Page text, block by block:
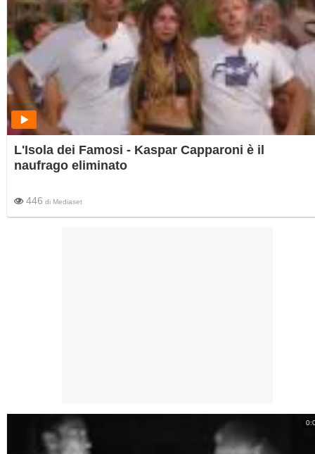
L'Isola dei Famosi - Kaspar Capparoni è il
naufrago eliminato
446 di Mediaset